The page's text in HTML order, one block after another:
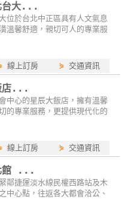
台大...
位於台北中正區具有人文氣息
溫馨舒適，親切可人的專業服
線上訂房 ⋟ 交通資訊
店...
中心的星辰大飯店，擁有溫馨
的專業服務，更提供現代化的
線上訂房 ⋟ 交通資訊
館 ...
鄰捷運淡水線民權西路站及木
中心點，往返各大都會洽公、